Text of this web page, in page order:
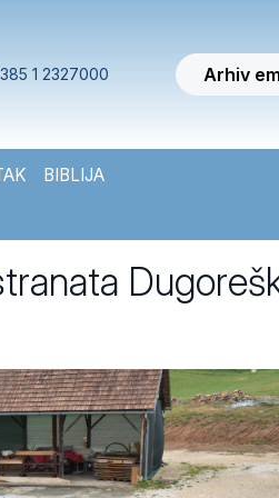
1 2327000 Arhiv
BIBLIJA